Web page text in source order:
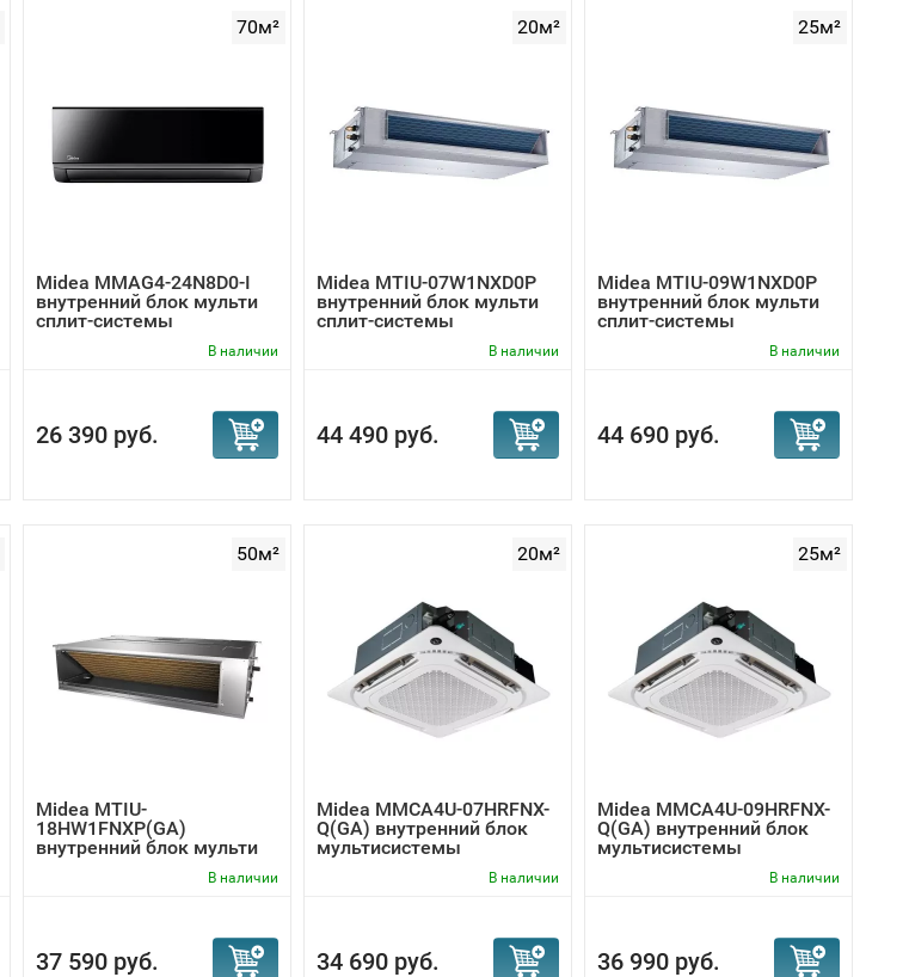
70м²
Midea MMAG4-24N8D0-I
внутренний блок мульти
сплит-системы
В наличии
26 390 руб.
20м²
Midea MTIU-07W1NXD0P
внутренний блок мульти
сплит-системы
В наличии
44 490 руб.
25м²
Midea MTIU-09W1NXD0P
внутренний блок мульти
сплит-системы
В наличии
44 690 руб.
50м²
Midea MTIU-
18HW1FNXP(GA)
внутренний блок мульти
В наличии
37 590 руб.
20м²
Midea MMCA4U-07HRFNX-
Q(GA) внутренний блок
мультисистемы
В наличии
34 690 руб.
25м²
Midea MMCA4U-09HRFNX-
Q(GA) внутренний блок
мультисистемы
В наличии
36 990 руб.